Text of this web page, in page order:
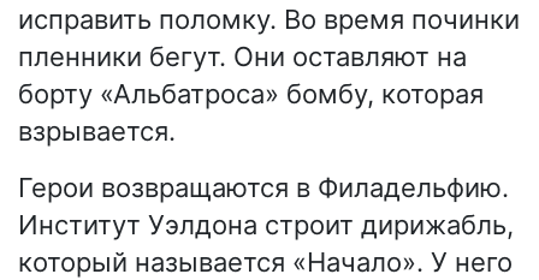
исправить поломку. Во время починки
пленники бегут. Они оставляют на
борту «Альбатроса» бомбу, которая
взрывается.
Герои возвращаются в Филадельфию.
Институт Уэлдона строит дирижабль,
который называется «Начало». У него